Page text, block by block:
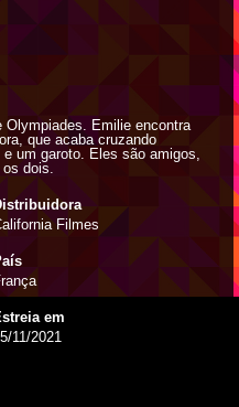
Olympiades. Emilie encontra
que acaba cruzando
um garoto. Eles são amigos,
dois.
Filmes
em
11/2021